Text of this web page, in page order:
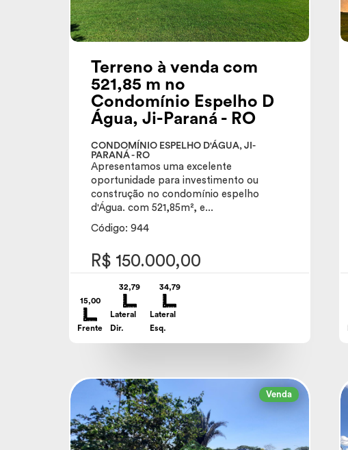
Terreno à venda com
521,85 m no
Condomínio Espelho D
Água, Ji-Paraná - RO
CONDOMÍNIO ESPELHO D'ÁGUA, JI-
PARANÁ - RO
Apresentamos uma excelente
oportunidade para investimento ou
construção no condomínio espelho
d'Água. com 521,85m², e...
Código: 944
R$ 150.000,00
15,00
Frente
32,79
Lateral
Dir.
34,79
Lateral
Esq.
Venda